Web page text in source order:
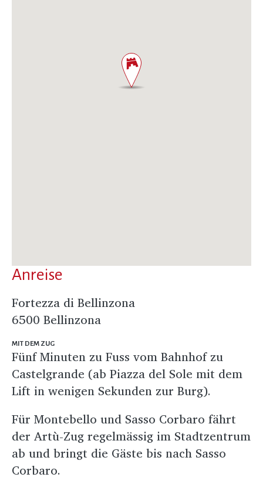
Anreise
Fortezza di Bellinzona
6500 Bellinzona
MIT DEM ZUG
Fünf Minuten zu Fuss vom Bahnhof zu
Castelgrande (ab Piazza del Sole mit dem
Lift in wenigen Sekunden zur Burg).
Für Montebello und Sasso Corbaro fährt
der Artù-Zug regelmässig im Stadtzentrum
ab und bringt die Gäste bis nach Sasso
Corbaro.